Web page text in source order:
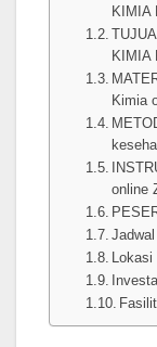
KIMIA
KIMIA
Kimia
online
Lokasi